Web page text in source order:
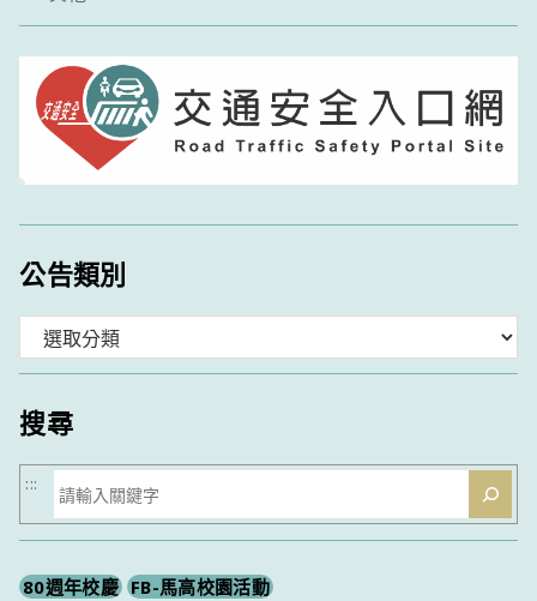
公告類別
類
搜尋
搜
尋
:::
80週年校慶 FB-馬高校園活動